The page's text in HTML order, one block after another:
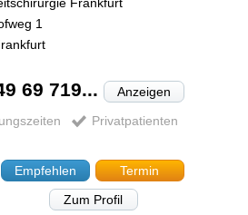
Frankfurt
1
69 719... Anzeigen
Privatpatienten
Empfehlen
Termin
Zum Profil